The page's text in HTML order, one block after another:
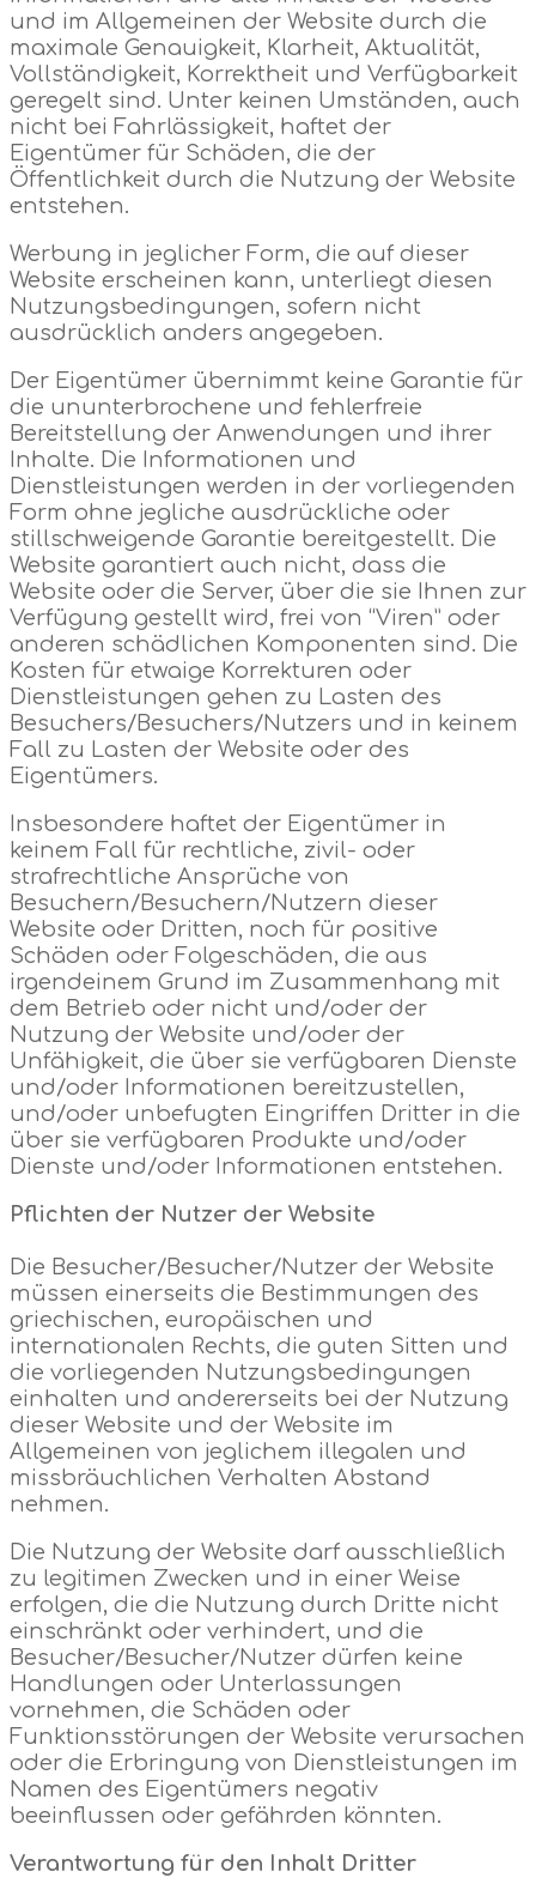
und im Allgemeinen der Website durch die
maximale Genauigkeit, Klarheit, Aktualität,
Vollständigkeit, Korrektheit und Verfügbarkeit
geregelt sind. Unter keinen Umständen, auch
nicht bei Fahrlässigkeit, haftet der
Eigentümer für Schäden, die der
Öffentlichkeit durch die Nutzung der Website
entstehen.
Werbung in jeglicher Form, die auf dieser
Website erscheinen kann, unterliegt diesen
Nutzungsbedingungen, sofern nicht
ausdrücklich anders angegeben.
Der Eigentümer übernimmt keine Garantie für
die ununterbrochene und fehlerfreie
Bereitstellung der Anwendungen und ihrer
Inhalte. Die Informationen und
Dienstleistungen werden in der vorliegenden
Form ohne jegliche ausdrückliche oder
stillschweigende Garantie bereitgestellt. Die
Website garantiert auch nicht, dass die
Website oder die Server, über die sie Ihnen zur
Verfügung gestellt wird, frei von “Viren” oder
anderen schädlichen Komponenten sind. Die
Kosten für etwaige Korrekturen oder
Dienstleistungen gehen zu Lasten des
Besuchers/Besuchers/Nutzers und in keinem
Fall zu Lasten der Website oder des
Eigentümers.
Insbesondere haftet der Eigentümer in
keinem Fall für rechtliche, zivil- oder
strafrechtliche Ansprüche von
Besuchern/Besuchern/Nutzern dieser
Website oder Dritten, noch für positive
Schäden oder Folgeschäden, die aus
irgendeinem Grund im Zusammenhang mit
dem Betrieb oder nicht und/oder der
Nutzung der Website und/oder der
Unfähigkeit, die über sie verfügbaren Dienste
und/oder Informationen bereitzustellen,
und/oder unbefugten Eingriffen Dritter in die
über sie verfügbaren Produkte und/oder
Dienste und/oder Informationen entstehen.
Pflichten der Nutzer der Website
Die Besucher/Besucher/Nutzer der Website
müssen einerseits die Bestimmungen des
griechischen, europäischen und
internationalen Rechts, die guten Sitten und
die vorliegenden Nutzungsbedingungen
einhalten und andererseits bei der Nutzung
dieser Website und der Website im
Allgemeinen von jeglichem illegalen und
missbräuchlichen Verhalten Abstand
nehmen.
Die Nutzung der Website darf ausschließlich
zu legitimen Zwecken und in einer Weise
erfolgen, die die Nutzung durch Dritte nicht
einschränkt oder verhindert, und die
Besucher/Besucher/Nutzer dürfen keine
Handlungen oder Unterlassungen
vornehmen, die Schäden oder
Funktionsstörungen der Website verursachen
oder die Erbringung von Dienstleistungen im
Namen des Eigentümers negativ
beeinflussen oder gefährden könnten.
Verantwortung für den Inhalt Dritter